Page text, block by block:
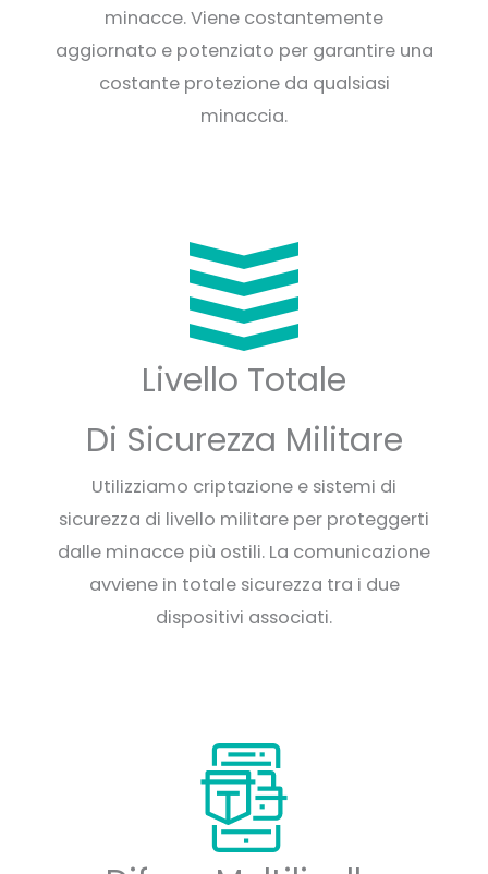
minacce. Viene costantemente
aggiornato e potenziato per garantire una
costante protezione da qualsiasi
minaccia.
Livello Totale
Di Sicurezza Militare
Utilizziamo criptazione e sistemi di
sicurezza di livello militare per proteggerti
dalle minacce più ostili. La comunicazione
avviene in totale sicurezza tra i due
dispositivi associati.